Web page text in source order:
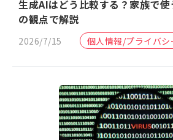
生成AIはどう比較する？家族で
の観点で解説
2026/7/15 個人情報/プライバシ